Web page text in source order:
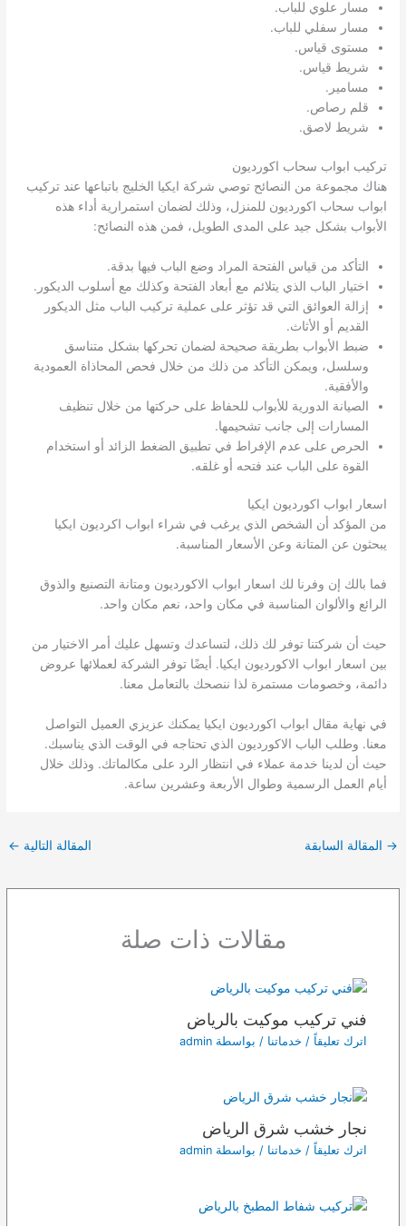
مسار علوي للباب.
مسار سفلي للباب.
مستوى قياس.
شريط قياس.
مسامير.
قلم رصاص.
شريط لاصق.
تركيب ابواب سحاب اكورديون
هناك مجموعة من النصائح توصي شركة ايكيا الخليج باتباعها عند تركيب
ابواب سحاب اكورديون للمنزل، وذلك لضمان استمرارية أداء هذه
الأبواب بشكل جيد على المدى الطويل، فمن هذه النصائح:
التأكد من قياس الفتحة المراد وضع الباب فيها بدقة.
اختيار الباب الذي يتلائم مع أبعاد الفتحة وكذلك مع أسلوب الديكور.
إزالة العوائق التي قد تؤثر على عملية تركيب الباب مثل الديكور
القديم أو الأثاث.
ضبط الأبواب بطريقة صحيحة لضمان تحركها بشكل متناسق
وسلسل، ويمكن التأكد من ذلك من خلال فحص المحاذاة العمودية
والأفقية.
الصيانة الدورية للأبواب للحفاظ على حركتها من خلال تنظيف
المسارات إلى جانب تشحيمها.
الحرص على عدم الإفراط في تطبيق الضغط الزائد أو استخدام
القوة على الباب عند فتحه أو غلقه.
اسعار ابواب اكورديون ايكيا
من المؤكد أن الشخص الذي يرغب في شراء ابواب اكرديون ايكيا
يبحثون عن المتانة وعن الأسعار المناسبة.
فما بالك إن وفرنا لك اسعار ابواب الاكورديون ومتانة التصنيع والذوق
الرائع والألوان المناسبة في مكان واحد، نعم مكان واحد.
حيث أن شركتنا توفر لك ذلك، لتساعدك وتسهل عليك أمر الاختيار من
بين اسعار ابواب الاكورديون ايكيا. أيضًا توفر الشركة لعملائها عروض
دائمة، وخصومات مستمرة لذا ننصحك بالتعامل معنا.
في نهاية مقال ابواب اكورديون ايكيا يمكنك عزيزي العميل التواصل
معنا. وطلب الباب الاكورديون الذي تحتاجه في الوقت الذي يناسبك.
حيث أن لدينا خدمة عملاء في انتظار الرد على مكالماتك. وذلك خلال
أيام العمل الرسمية وطوال الأربعة وعشرين ساعة.
→ المقالة السابقة المقالة التالية ←
مقالات ذات صلة
فني تركيب موكيت بالرياض
اترك تعليقاً / خدماتنا / بواسطة admin
نجار خشب شرق الرياض
اترك تعليقاً / خدماتنا / بواسطة admin